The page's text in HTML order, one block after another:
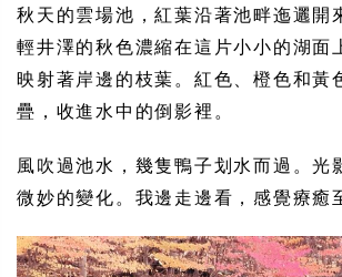
秋天的雲場池，紅葉沿著池畔迤邐開
輕井澤的秋色濃縮在這片小小的湖面
映射著岸邊的枝葉。紅色、橙色和黃
疊，收進水中的倒影裡。
風吹過池水，幾隻鴨子划水而過。光
微妙的變化。我邊走邊看，感覺療癒